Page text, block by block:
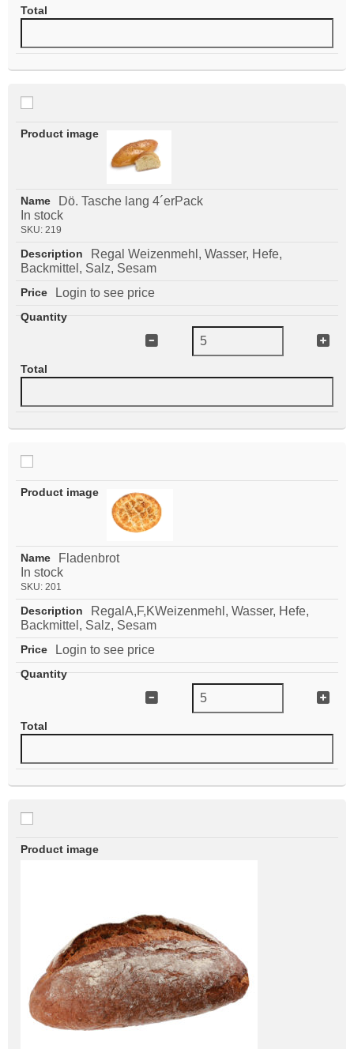
Dö. Tasche lang 4´erPack
In stock
SKU: 219
Regal Weizenmehl, Wasser, Hefe,
Backmittel, Salz, Sesam
Login to see price
Fladenbrot
In stock
SKU: 201
RegalA,F,KWeizenmehl, Wasser, Hefe,
Backmittel, Salz, Sesam
Login to see price